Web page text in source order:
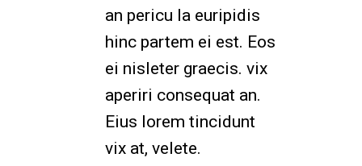
an pericu la euripidis
hinc partem ei est. Eos
ei nisleter graecis. vix
aperiri consequat an.
Eius lorem tincidunt
vix at, velete.